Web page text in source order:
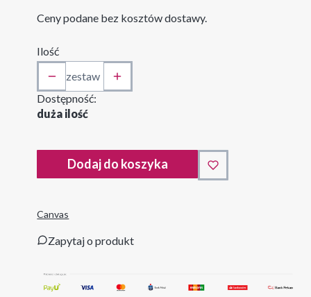
Ceny podane bez kosztów dostawy.
Ilość
zestaw
Dostępność:
duża ilość
Dodaj do koszyka
Canvas
Zapytaj o produkt